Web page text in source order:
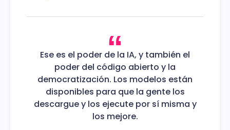
Ese es el poder de la IA, y también el
poder del código abierto y la
democratización. Los modelos están
disponibles para que la gente los
descargue y los ejecute por sí misma y
los mejore.